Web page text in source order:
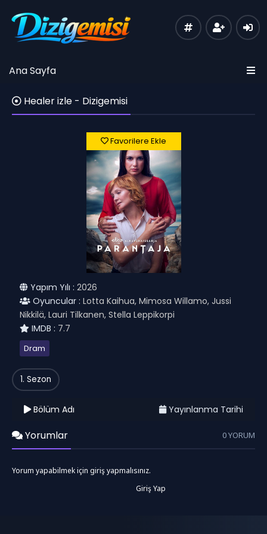
Ana Sayfa
Healer izle - Dizigemisi
Favorilere Ekle
Yapım Yılı : 2026
Oyuncular : Lotta Kaihua, Mimosa Willamo, Jussi
Nikkilä, Lauri Tilkanen, Stella Leppikorpi
IMDB : 7.7
Dram
1. Sezon
Bölüm Adı Yayınlanma Tarihi
Yorumlar 0 YORUM
Yorum yapabilmek için giriş yapmalısınız.
Giriş Yap